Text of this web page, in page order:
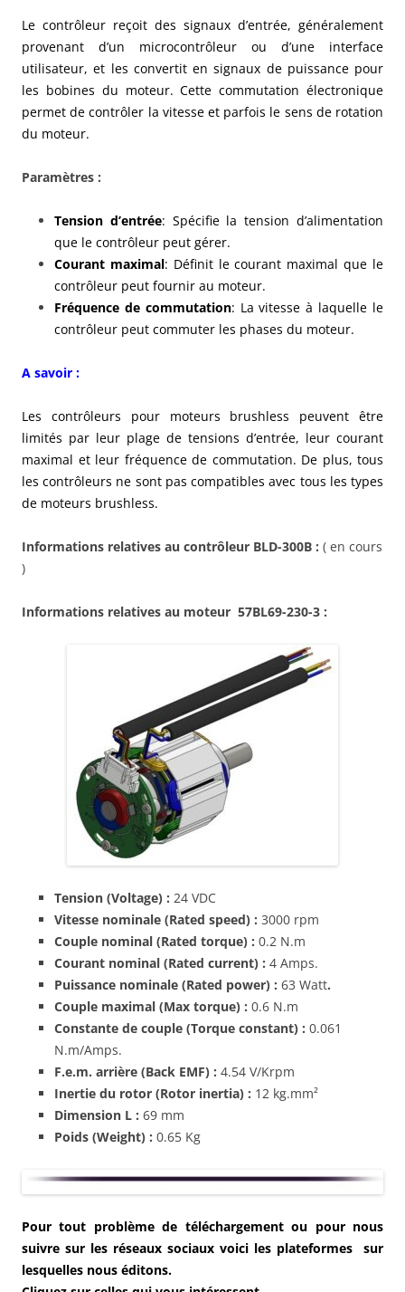
Le contrôleur reçoit des signaux d’entrée, généralement
provenant d’un microcontrôleur ou d’une interface
utilisateur, et les convertit en signaux de puissance pour
les bobines du moteur. Cette commutation électronique
permet de contrôler la vitesse et parfois le sens de rotation
du moteur.
Paramètres :
Tension d’entrée: Spécifie la tension d’alimentation
que le contrôleur peut gérer.
Courant maximal: Définit le courant maximal que le
contrôleur peut fournir au moteur.
Fréquence de commutation: La vitesse à laquelle le
contrôleur peut commuter les phases du moteur.
A savoir :
Les contrôleurs pour moteurs brushless peuvent être
limités par leur plage de tensions d’entrée, leur courant
maximal et leur fréquence de commutation. De plus, tous
les contrôleurs ne sont pas compatibles avec tous les types
de moteurs brushless.
Informations relatives au contrôleur BLD-300B : ( en cours
)
Informations relatives au moteur 57BL69-230-3 :
Tension (Voltage) : 24 VDC
Vitesse nominale (Rated speed) : 3000 rpm
Couple nominal (Rated torque) : 0.2 N.m
Courant nominal (Rated current) : 4 Amps.
Puissance nominale (Rated power) : 63 Watt.
Couple maximal (Max torque) : 0.6 N.m
Constante de couple (Torque constant) : 0.061
N.m/Amps.
F.e.m. arrière (Back EMF) : 4.54 V/Krpm
Inertie du rotor (Rotor inertia) : 12 kg.mm²
Dimension L : 69 mm
Poids (Weight) : 0.65 Kg
Pour tout problème de téléchargement ou pour nous
suivre sur les réseaux sociaux voici les plateformes sur
lesquelles nous éditons.